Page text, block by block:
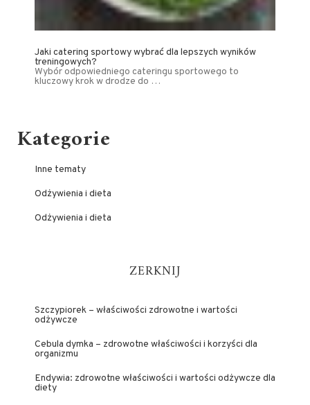
Jaki catering sportowy wybrać dla lepszych wyników
treningowych?
Wybór odpowiedniego cateringu sportowego to
kluczowy krok w drodze do …
Kategorie
Inne tematy
Odżywienia i dieta
Odżywienia i dieta
ZERKNIJ
Szczypiorek – właściwości zdrowotne i wartości
odżywcze
Cebula dymka – zdrowotne właściwości i korzyści dla
organizmu
Endywia: zdrowotne właściwości i wartości odżywcze dla
diety